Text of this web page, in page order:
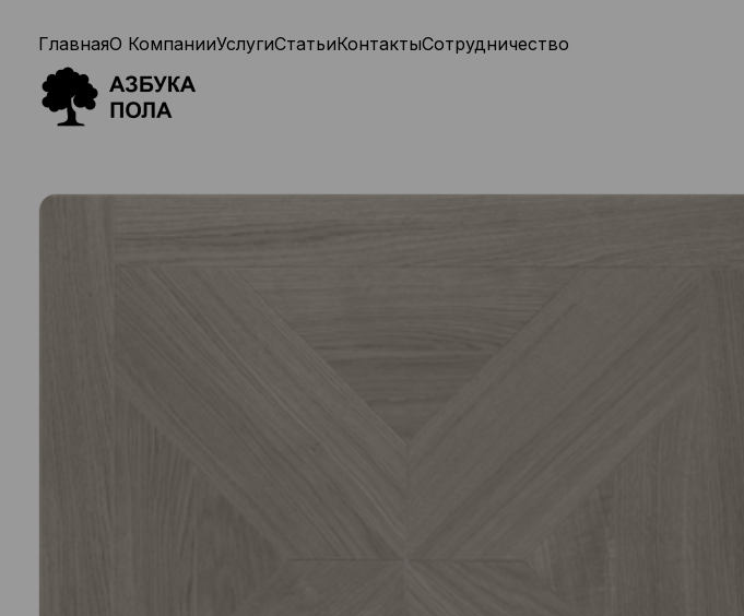
ГлавнаяО КомпанииУслугиСтатьиКонтактыСотрудничество